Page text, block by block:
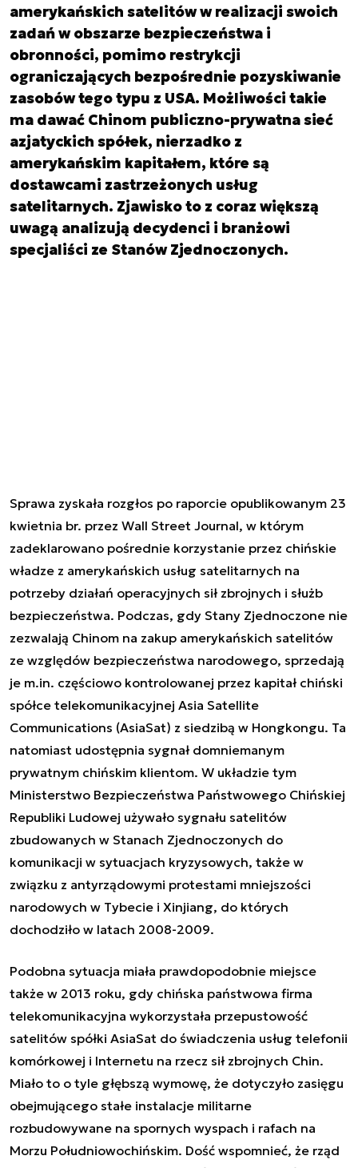
amerykańskich satelitów w realizacji swoich
zadań w obszarze bezpieczeństwa i
obronności, pomimo restrykcji
ograniczających bezpośrednie pozyskiwanie
zasobów tego typu z USA. Możliwości takie
ma dawać Chinom publiczno-prywatna sieć
azjatyckich spółek, nierzadko z
amerykańskim kapitałem, które są
dostawcami zastrzeżonych usług
satelitarnych. Zjawisko to z coraz większą
uwagą analizują decydenci i branżowi
specjaliści ze Stanów Zjednoczonych.
Sprawa zyskała rozgłos po raporcie opublikowanym 23
kwietnia br. przez Wall Street Journal, w którym
zadeklarowano pośrednie korzystanie przez chińskie
władze z amerykańskich usług satelitarnych na
potrzeby działań operacyjnych sił zbrojnych i służb
bezpieczeństwa. Podczas, gdy Stany Zjednoczone nie
zezwalają Chinom na zakup amerykańskich satelitów
ze względów bezpieczeństwa narodowego, sprzedają
je m.in. częściowo kontrolowanej przez kapitał chiński
spółce telekomunikacyjnej Asia Satellite
Communications (AsiaSat) z siedzibą w Hongkongu. Ta
natomiast udostępnia sygnał domniemanym
prywatnym chińskim klientom. W układzie tym
Ministerstwo Bezpieczeństwa Państwowego Chińskiej
Republiki Ludowej używało sygnału satelitów
zbudowanych w Stanach Zjednoczonych do
komunikacji w sytuacjach kryzysowych, także w
związku z antyrządowymi protestami mniejszości
narodowych w Tybecie i Xinjiang, do których
dochodziło w latach 2008-2009.
Podobna sytuacja miała prawdopodobnie miejsce
także w 2013 roku, gdy chińska państwowa firma
telekomunikacyjna wykorzystała przepustowość
satelitów spółki AsiaSat do świadczenia usług telefonii
komórkowej i Internetu na rzecz sił zbrojnych Chin.
Miało to o tyle głębszą wymowę, że dotyczyło zasięgu
obejmującego stałe instalacje militarne
rozbudowywane na spornych wyspach i rafach na
Morzu Południowochińskim. Dość wspomnieć, że rząd